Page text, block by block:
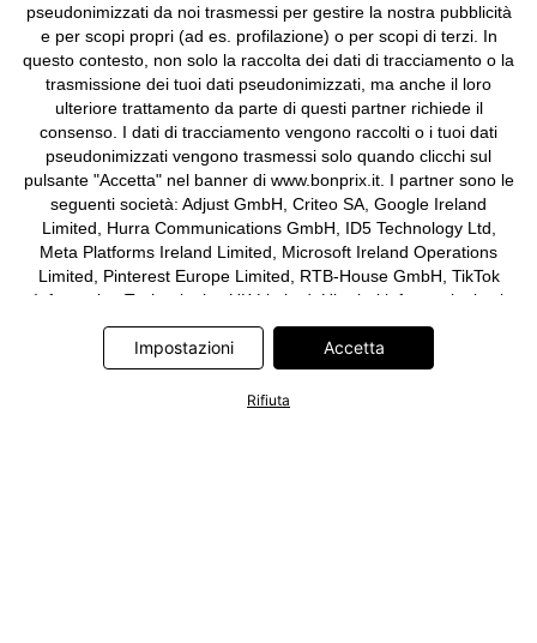
pseudonimizzati da noi trasmessi per gestire la nostra pubblicità
e per scopi propri (ad es. profilazione) o per scopi di terzi. In
questo contesto, non solo la raccolta dei dati di tracciamento o la
trasmissione dei tuoi dati pseudonimizzati, ma anche il loro
ulteriore trattamento da parte di questi partner richiede il
consenso. I dati di tracciamento vengono raccolti o i tuoi dati
pseudonimizzati vengono trasmessi solo quando clicchi sul
pulsante "Accetta" nel banner di www.bonprix.it. I partner sono le
seguenti società: Adjust GmbH, Criteo SA, Google Ireland
Limited, Hurra Communications GmbH, ID5 Technology Ltd,
Meta Platforms Ireland Limited, Microsoft Ireland Operations
Limited, Pinterest Europe Limited, RTB-House GmbH, TikTok
Information Technologies UK Limited. Ulteriori informazioni sul
trattamento dei dati da parte di questi partner sono disponibili
nella nostrainformativa privacy e cookie. L'informativa è
accessibile anche tramite un link nel banner.
Impostazioni Accetta
Rifiuta